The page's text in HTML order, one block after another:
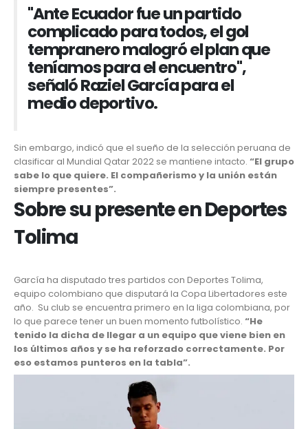
"Ante Ecuador fue un partido
complicado para todos, el gol
tempranero malogró el plan que
teníamos para el encuentro",
señaló Raziel García para el
medio deportivo.
Sin embargo, indicó que el sueño de la selección peruana de
clasificar al Mundial Qatar 2022 se mantiene intacto. “El grupo
sabe lo que quiere. El compañerismo y la unión están
siempre presentes”.
Sobre su presente en Deportes
Tolima
García ha disputado tres partidos con Deportes Tolima,
equipo colombiano que disputará la Copa Libertadores este
año. Su club se encuentra primero en la liga colombiana, por
lo que parece tener un buen momento futbolístico. “He
tenido la dicha de llegar a un equipo que viene bien en
los últimos años y se ha reforzado correctamente. Por
eso estamos punteros en la tabla”.